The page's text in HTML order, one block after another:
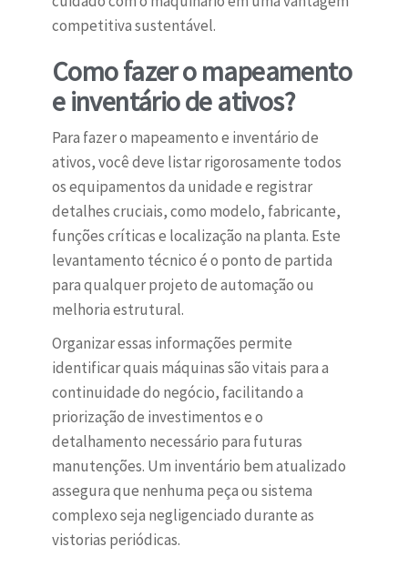
competitiva sustentável.
Como fazer o mapeamento
e inventário de ativos?
Para fazer o mapeamento e inventário de
ativos, você deve listar rigorosamente todos
os equipamentos da unidade e registrar
detalhes cruciais, como modelo, fabricante,
funções críticas e localização na planta. Este
levantamento técnico é o ponto de partida
para qualquer projeto de automação ou
melhoria estrutural.
Organizar essas informações permite
identificar quais máquinas são vitais para a
continuidade do negócio, facilitando a
priorização de investimentos e o
detalhamento necessário para futuras
manutenções. Um inventário bem atualizado
assegura que nenhuma peça ou sistema
complexo seja negligenciado durante as
vistorias periódicas.